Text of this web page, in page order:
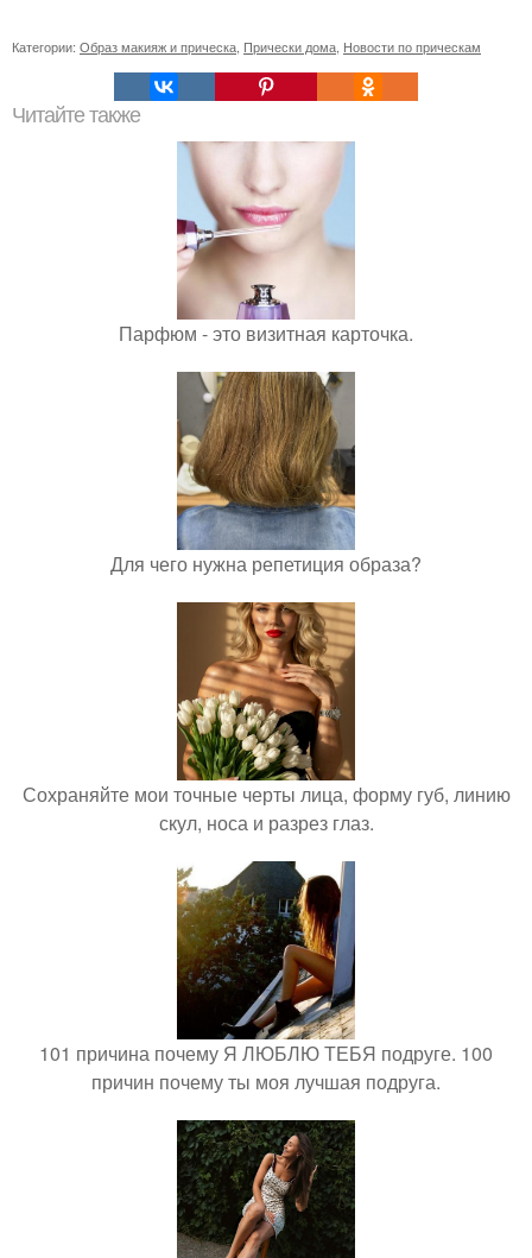
Категории: Образ макияж и прическа Прически дома Новости по прическам
Читайте также
Парфюм - это визитная карточка.
Для чего нужна репетиция образа?
Сохраняйте мои точные черты лица, форму губ, линию
скул, носа и разрез глаз.
101 причина почему Я ЛЮБЛЮ ТЕБЯ подруге. 100
причин почему ты моя лучшая подруга.